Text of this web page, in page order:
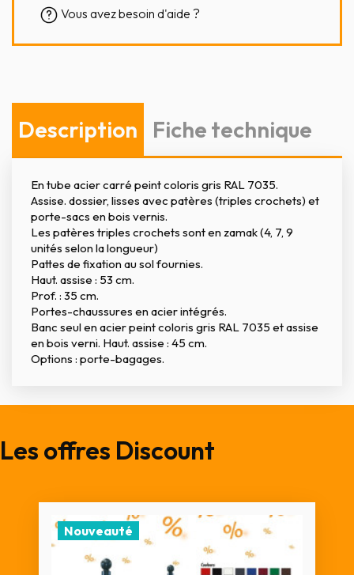
Vous avez besoin d'aide ?
Description Fiche technique
En tube acier carré peint coloris gris RAL 7035.
Assise. dossier, lisses avec patères (triples crochets) et
porte-sacs en bois vernis.
Les patères triples crochets sont en zamak (4, 7, 9
unités selon la longueur)
Pattes de fixation au sol fournies.
Haut. assise : 53 cm.
Prof. : 35 cm.
Portes-chaussures en acier intégrés.
Banc seul en acier peint coloris gris RAL 7035 et assise
en bois verni. Haut. assise : 45 cm.
Options : porte-bagages.
Les offres Discount
Nouveauté